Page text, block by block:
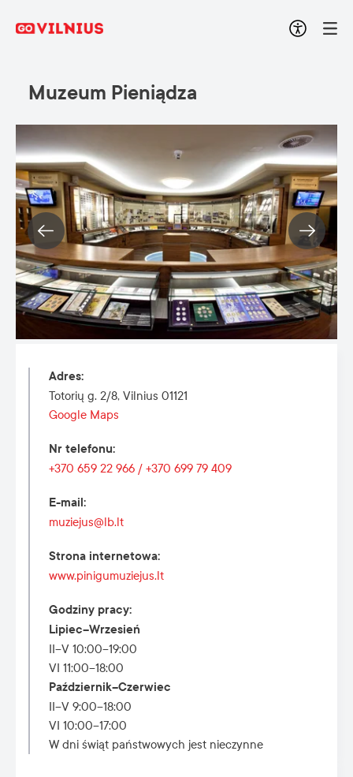
Muzeum Pieniądza
Adres:
Totorių g. 2/8, Vilnius 01121
Google Maps
Nr telefonu:
+370 659 22 966 / +370 699 79 409
E-mail :
muziejus@lb.lt
Strona internetowa:
www.pinigumuziejus.lt
Godziny pracy:
Lipiec–Wrzesień
II–V 10:00–19:00
VI 11:00–18:00
Październik–Czerwiec
II–V 9:00–18:00
VI 10:00–17:00
W dni świąt państwowych jest nieczynne